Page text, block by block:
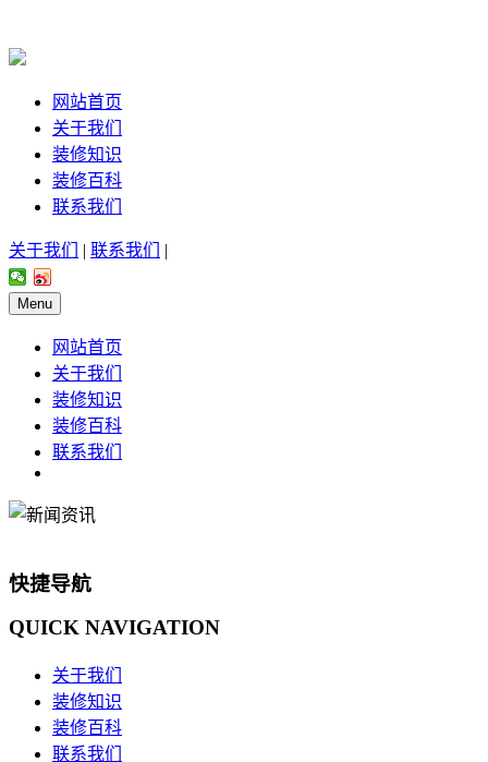
网站首页
关于我们
装修知识
装修百科
联系我们
关于我们 | 联系我们 |
Menu
网站首页
关于我们
装修知识
装修百科
联系我们
快捷导航
QUICK NAVIGATION
关于我们
装修知识
装修百科
联系我们